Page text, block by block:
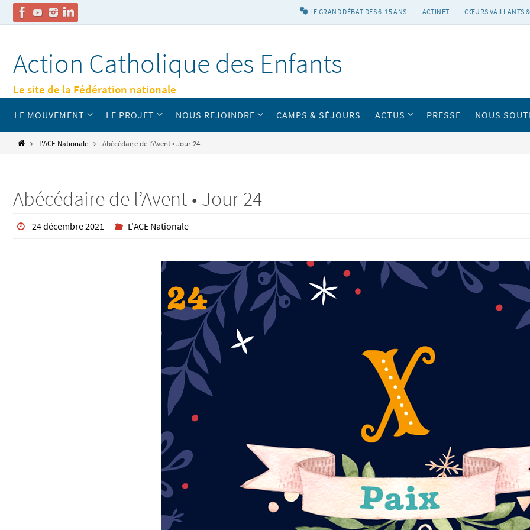
contenu
LE GRAND DÉBAT DES 6-15 ANS ACTINET CŒURS VAILLANTS
Action Catholique des Enfants
Le site de la Fédération nationale
contenu
LE MOUVEMENT LE PROJET NOUS REJOINDRE CAMPS & SÉJOURS ACTUS PRESSE NOUS
HomeL'ACE Nationale Abécédaire de l’Avent • Jour 24
Abécédaire de l’Avent • Jour 24
24 décembre 2021 L'ACE Nationale